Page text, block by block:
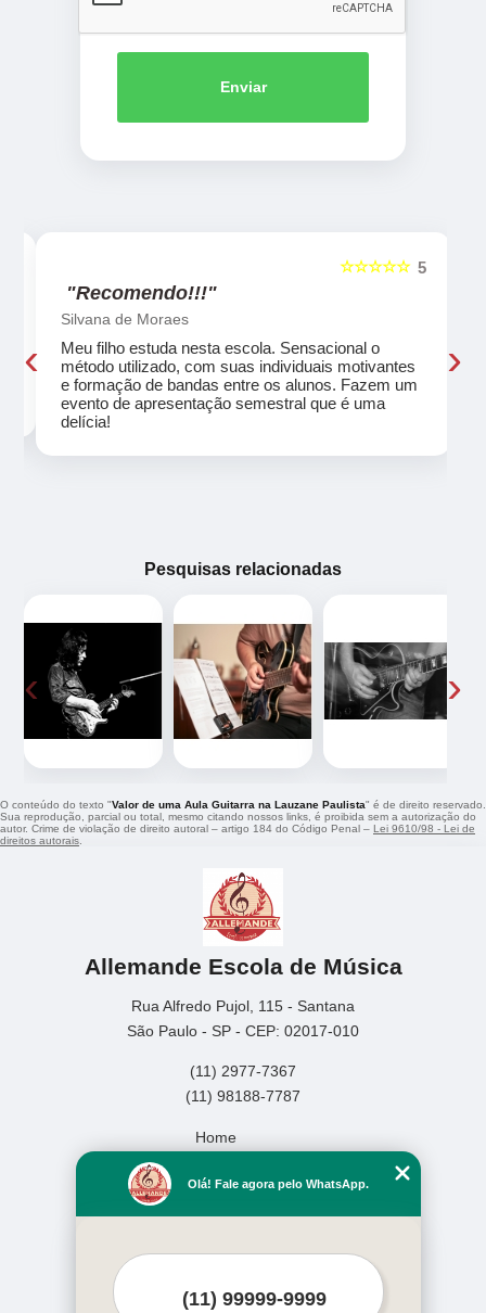
Enviar
5
☆☆☆☆☆
"Recomendo!!!"
Silvana de Moraes
Meu filho estuda nesta escola. Sensacional o
método utilizado, com suas individuais motivantes
e formação de bandas entre os alunos. Fazem um
evento de apresentação semestral que é uma
delícia!
‹ ›
Pesquisas relacionadas
‹ ›
O conteúdo do texto "Valor de uma Aula Guitarra na Lauzane Paulista" é de direito reservado.
Sua reprodução, parcial ou total, mesmo citando nossos links, é proibida sem a autorização do
autor. Crime de violação de direito autoral – artigo 184 do Código Penal – Lei 9610/98 - Lei de
direitos autorais.
Allemande Escola de Música
Rua Alfredo Pujol, 115 - Santana
São Paulo - SP - CEP: 02017-010
(11) 2977-7367
(11) 98188-7787
Home
Missão
Olá! Fale agora pelo WhatsApp.